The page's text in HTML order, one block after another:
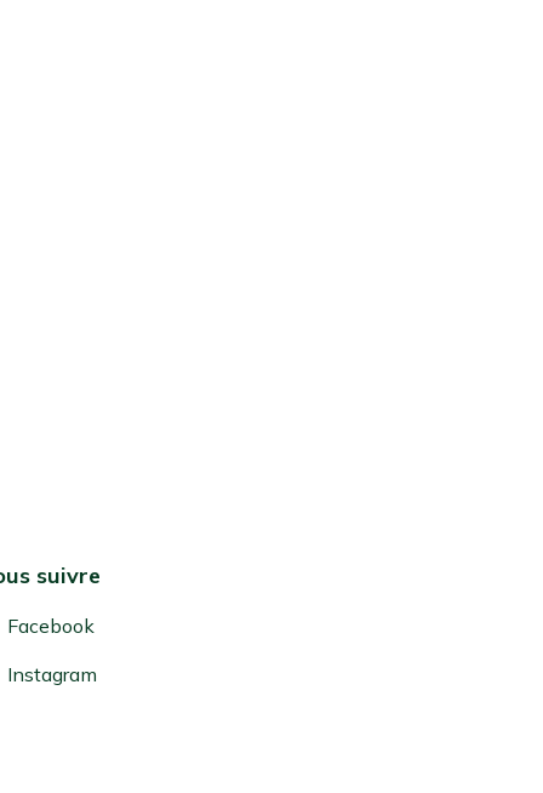
suivre
Facebook
Instagram